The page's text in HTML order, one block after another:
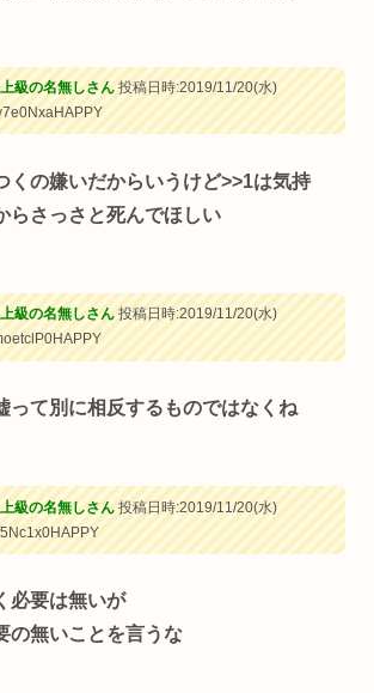
級の名無しさん投稿日時:2019/11/20(水)
くの嫌いだからいうけど>>1は気持
らさっさと死んでほしい
級の名無しさん投稿日時:2019/11/20(水)
って別に相反するものではなくね
級の名無しさん投稿日時:2019/11/20(水)
必要は無いが
の無いことを言うな